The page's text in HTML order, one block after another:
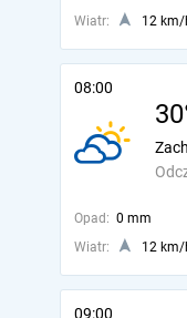
Wiatr: 12 km/
08:00
Opad: 0 mm
Wiatr:
12 km/
09:00